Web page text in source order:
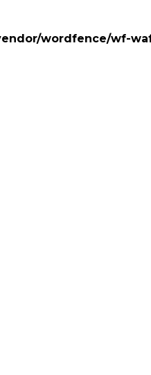
wordfence/wf-